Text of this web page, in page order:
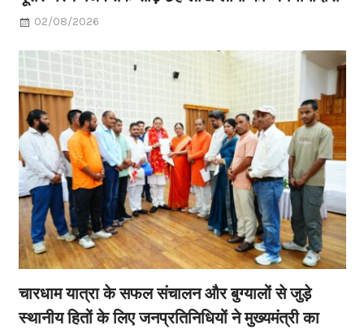
02/08/2026
चारधाम यात्रा के सफल संचालन और बुग्यालों से जुड़े
स्थानीय हितों के लिए जनप्रतिनिधियों ने मुख्यमंत्री का